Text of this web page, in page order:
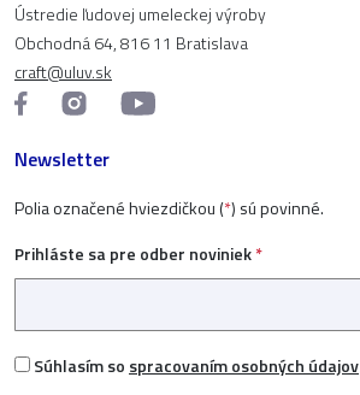
Ústredie ľudovej umeleckej výroby
Obchodná 64, 816 11 Bratislava
craft@uluv.sk
Newsletter
Polia označené hviezdičkou (*) sú povinné.
Prihláste sa pre odber noviniek*
Súhlasím so spracovaním osobných údajov